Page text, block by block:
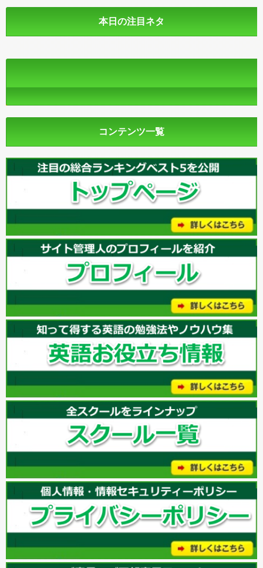
本日の注目ネタ
コンテンツ一覧